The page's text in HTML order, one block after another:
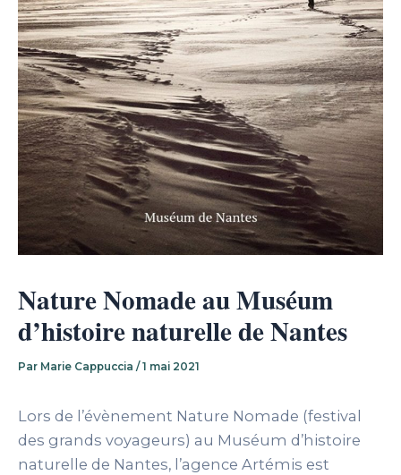
Nature Nomade au Muséum
d’histoire naturelle de Nantes
Par Marie Cappuccia / 1 mai 2021
Lors de l’évènement Nature Nomade (festival
des grands voyageurs) au Muséum d’histoire
naturelle de Nantes, l’agence Artémis est